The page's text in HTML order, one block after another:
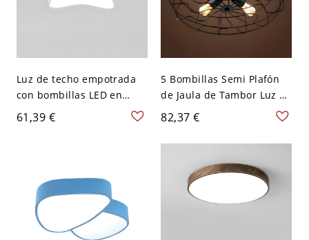
Luz de techo empotrada
con bombillas LED en
forma de estrella acrílica
blanca para niños -
61,39 €
5 Bombillas Semi Plafón
de Jaula de Tambor Luz de
Techo Industrial de Metal
en Negro - Negro 110 A
120 V 48,26 cm
82,37 €